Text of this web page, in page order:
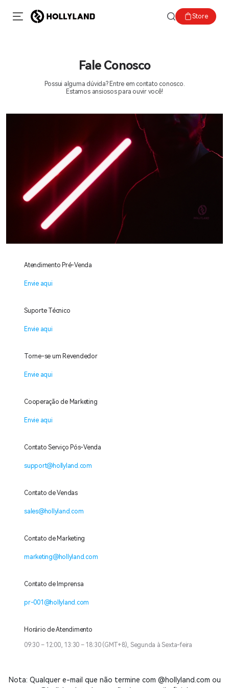
Store
Fale Conosco
Possui alguma dúvida? Entre em contato conosco.
Estamos ansiosos para ouvir você!
Atendimento Pré-Venda
Envie aqui
Suporte Técnico
Envie aqui
Torne-se um Revendedor
Envie aqui
Cooperação de Marketing
Envie aqui
Contato Serviço Pós-Venda
support@hollyland.com
Contato de Vendas
sales@hollyland.com
Contato de Marketing
marketing@hollyland.com
Contato de Imprensa
pr-001@hollyland.com
Horário de Atendimento
09:30 – 12:00, 13:30 – 18:30 (GMT+8), Segunda à Sexta-feira
Nota: Qualquer e-mail que não termine com @hollyland.com ou